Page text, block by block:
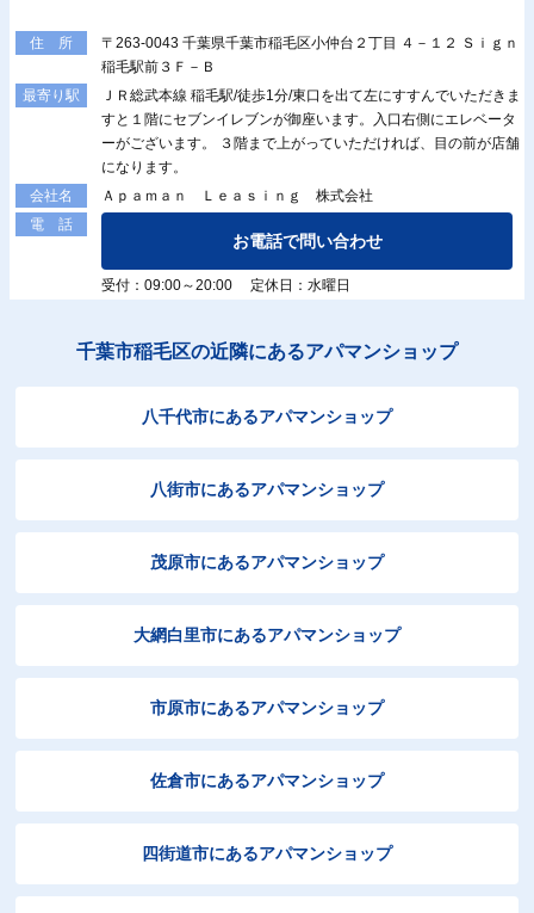
住 所
〒263-0043 千葉県千葉市稲毛区小仲台２丁目 ４－１２ Ｓｉｇｎ
稲毛駅前３Ｆ－Ｂ
最寄り駅
ＪＲ総武本線 稲毛駅/徒歩1分/東口を出て左にすすんでいただきま
すと１階にセブンイレブンが御座います。入口右側にエレベータ
ーがございます。 ３階まで上がっていただければ、目の前が店舗
になります。
会社名
Ａｐａｍａｎ Ｌｅａｓｉｎｇ 株式会社
電 話
お電話で問い合わせ
受付：09:00～20:00 定休日：水曜日
千葉市稲毛区の近隣にあるアパマンショップ
八千代市にあるアパマンショップ
八街市にあるアパマンショップ
茂原市にあるアパマンショップ
大網白里市にあるアパマンショップ
市原市にあるアパマンショップ
佐倉市にあるアパマンショップ
四街道市にあるアパマンショップ